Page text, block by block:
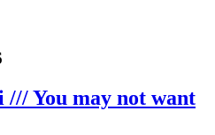
You may not want